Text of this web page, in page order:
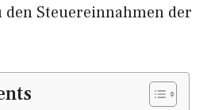
den Steuereinnahmen der